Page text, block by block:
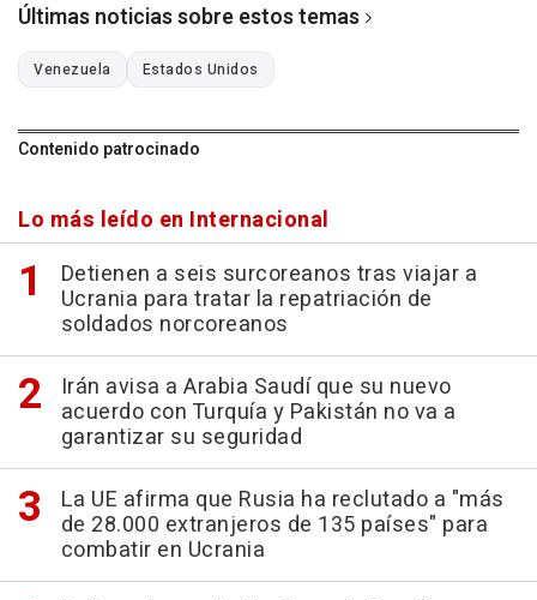
Últimas noticias sobre estos temas
Venezuela Estados Unidos
Contenido patrocinado
Lo más leído en Internacional
Detienen a seis surcoreanos tras viajar a
Ucrania para tratar la repatriación de
soldados norcoreanos
Irán avisa a Arabia Saudí que su nuevo
acuerdo con Turquía y Pakistán no va a
garantizar su seguridad
La UE afirma que Rusia ha reclutado a "más
de 28.000 extranjeros de 135 países" para
combatir en Ucrania